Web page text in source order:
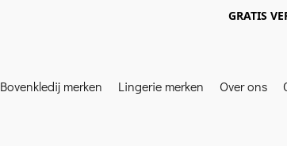
GRATIS
Bovenkledij merken Lingerie merken Over ons